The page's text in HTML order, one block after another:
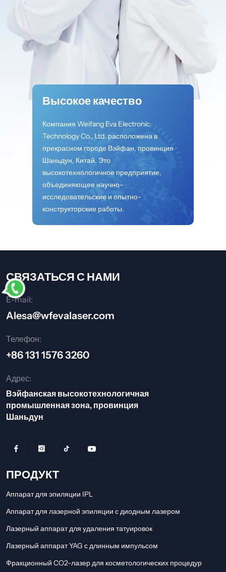
Высокое качество
Компания Weifang Eva Electronic
Technology Co., Ltd. расположена в
прекрасном городе Вэйфан, провинция
Шаньдун, Китай. Это
высокотехнологичное предприятие,
объединяющее научно-
исследовательские и опытно-
конструкторские работы.
СВЯЗАТЬСЯ С НАМИ
E-mail:
Alesa@wfevalaser.com
Телефон:
+86 131 1576 3260
Адрес:
Вэйфанская высокотехнологичная
промышленная зона, провинция
Шаньдун
ПРОДУКТ
Аппарат для эпиляции IPL
Аппарат для лазерной эпиляции с диодным лазером
Лазерный аппарат для удаления татуировок
Лазерный аппарат YAG с длинным импульсом
Фракционный CO2-лазер для косметологических процедур